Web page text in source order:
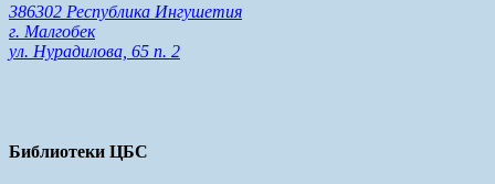
386302 Республика Ингушетия
г. Малгобек
ул. Нурадилова, 65 п. 2
Библиотеки ЦБС